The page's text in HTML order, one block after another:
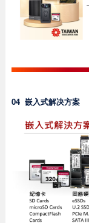
04 嵌入式解决方案